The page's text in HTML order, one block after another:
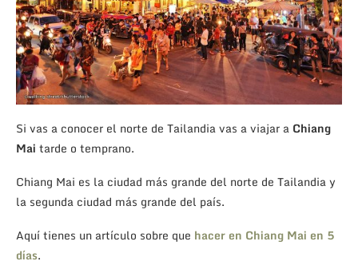
Si vas a conocer el norte de Tailandia vas a viajar a Chiang
Mai tarde o temprano.
Chiang Mai es la ciudad más grande del norte de Tailandia y
la segunda ciudad más grande del país.
Aquí tienes un artículo sobre que hacer en Chiang Mai en 5
días.